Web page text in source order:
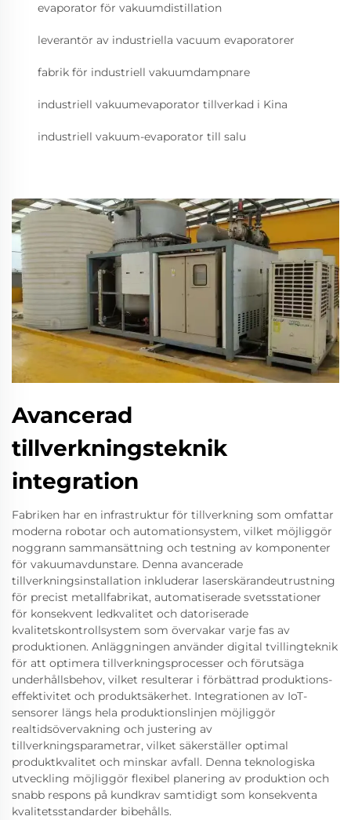
evaporator för vakuumdistillation
leverantör av industriella vacuum evaporatorer
fabrik för industriell vakuumdampnare
industriell vakuumevaporator tillverkad i Kina
industriell vakuum-evaporator till salu
Avancerad
tillverkningsteknik
integration
Fabriken har en infrastruktur för tillverkning som omfattar
moderna robotar och automationsystem, vilket möjliggör
noggrann sammansättning och testning av komponenter
för vakuumavdunstare. Denna avancerade
tillverkningsinstallation inkluderar laserskärandeutrustning
för precist metallfabrikat, automatiserade svetsstationer
för konsekvent ledkvalitet och datoriserade
kvalitetskontrollsystem som övervakar varje fas av
produktionen. Anläggningen använder digital tvillingteknik
för att optimera tillverkningsprocesser och förutsäga
underhållsbehov, vilket resulterar i förbättrad produktions-
effektivitet och produktsäkerhet. Integrationen av IoT-
sensorer längs hela produktionslinjen möjliggör
realtidsövervakning och justering av
tillverkningsparametrar, vilket säkerställer optimal
produktkvalitet och minskar avfall. Denna teknologiska
utveckling möjliggör flexibel planering av produktion och
snabb respons på kundkrav samtidigt som konsekventa
kvalitetsstandarder bibehålls.